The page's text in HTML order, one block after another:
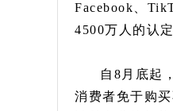
Facebook、
4500万人的认定
自8月底起
消费者免于购